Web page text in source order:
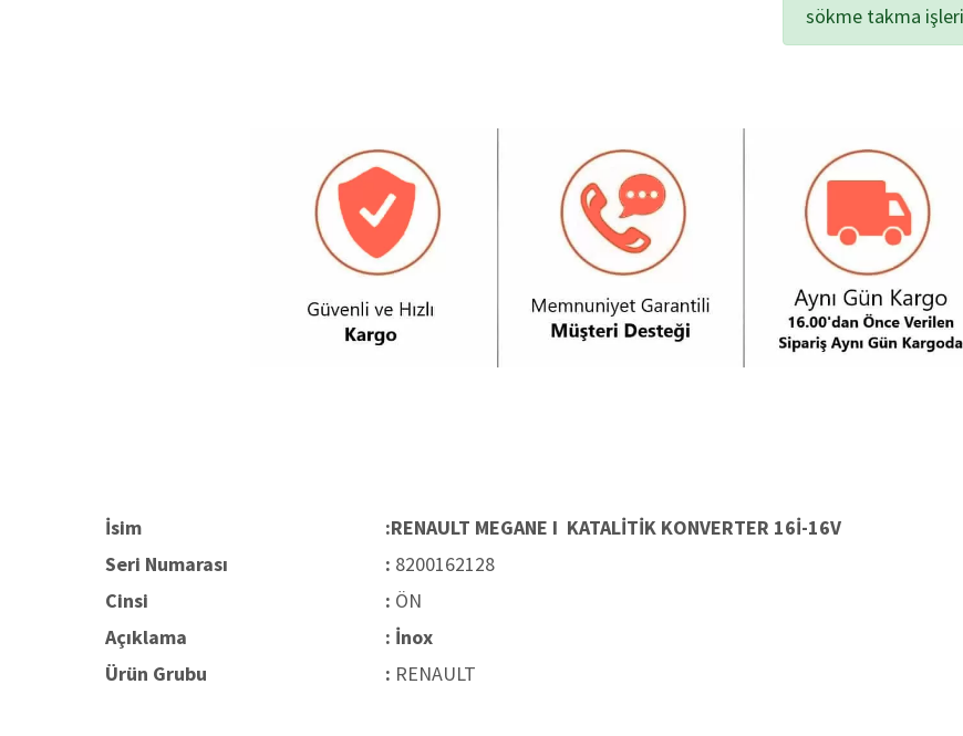
sökme takma
İsim :RENAULT MEGANE I KATALİTİK KONVERTER 16İ-16V
Seri Numarası
: 8200162128
Cinsi
: ÖN
Açıklama
: İnox
Ürün Grubu
: RENAULT